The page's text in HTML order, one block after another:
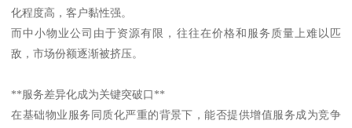
化程度高，客户黏性强。
而中小物业公司由于资源有限，往往在价格和服务质量上难以匹
敌，市场份额逐渐被挤压。
**服务差异化成为关键突破口**
在基础物业服务同质化严重的背景下，能否提供增值服务成为竞争